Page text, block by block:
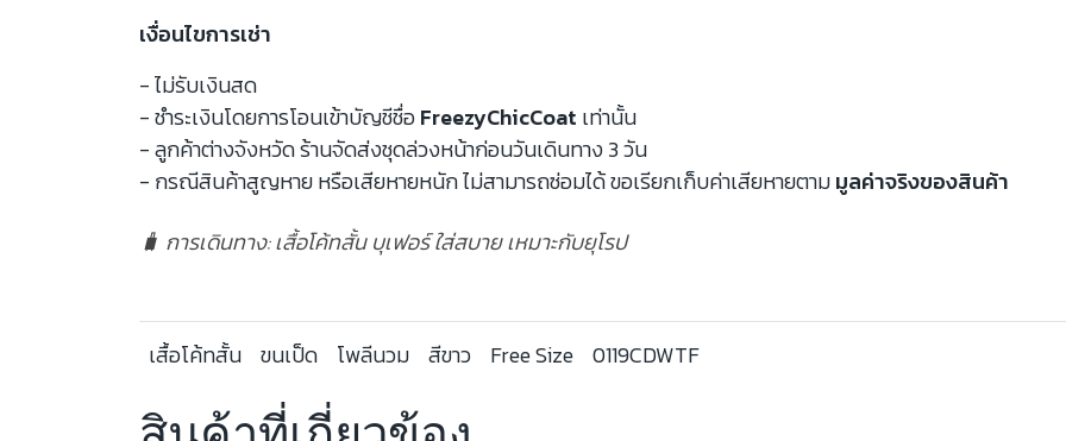
เงื่อนไขการเช่า
- ไม่รับเงินสด
- ชำระเงินโดยการโอนเข้าบัญชีชื่อFreezyChicCoat เท่านั้น
- ลูกค้าต่างจังหวัด ร้านจัดส่งชุดล่วงหน้าก่อนวันเดินทาง 3 วัน
- กรณีสินค้าสูญหาย หรือเสียหายหนัก ไม่สามารถซ่อมได้ ขอเรียกเก็บค่าเสียหายตามมูลค่าจริงของสินค้า
🧳 การเดินทาง: เสื้อโค้ทสั้น บุเฟอร์ ใส่สบาย เหมาะกับยุโรป
เสื้อโค้ทสั้น ขนเป็ด โพลีนวม สีขาว Free Size 0119CDWTF